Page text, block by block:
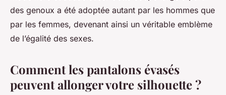
des genoux a été adoptée autant par les hommes que
par les femmes, devenant ainsi un véritable emblème
de l’égalité des sexes.
Comment les pantalons évasés
peuvent allonger votre silhouette ?